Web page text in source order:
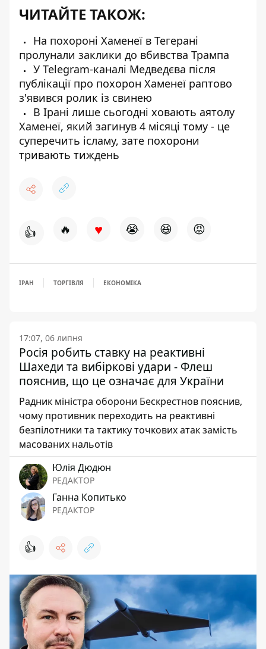
ЧИТАЙТЕ ТАКОЖ:
На похороні Хаменеї в Тегерані
пролунали заклики до вбивства Трампа
У Telegram-каналі Медведєва після
публікації про похорон Хаменеї раптово
з'явився ролик із свинею
В Ірані лише сьогодні ховають аятолу
Хаменеї, який загинув 4 місяці тому - це
суперечить ісламу, зате похорони
тривають тиждень
👍 🔥 ♥ 😭 😆 😡
ІРАН ТОРГІВЛЯ ЕКОНОМІКА
17:07, 06 липня
Росія робить ставку на реактивні
Шахеди та вибіркові удари - Флеш
пояснив, що це означає для України
Радник міністра оборони Бескрестнов пояснив,
чому противник переходить на реактивні
безпілотники та тактику точкових атак замість
масованих нальотів
Юлія Дюдюн
РЕДАКТОР
Ганна Копитько
РЕДАКТОР
👍